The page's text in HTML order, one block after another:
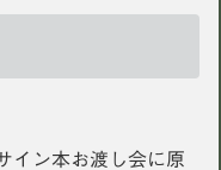
イン本お渡し会に原